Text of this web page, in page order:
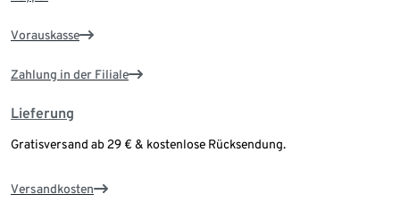
Vorauskasse
Zahlung in der Filiale
Lieferung
Gratisversand ab 29 € & kostenlose Rücksendung.
Versandkosten